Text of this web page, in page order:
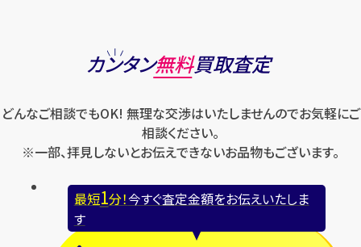
カンタン無料買取査定
どんなご相談でもOK! 無理な交渉はいたしませんのでお気軽にご
相談ください。
※一部、拝見しないとお伝えできないお品物もございます。
最短1分！今すぐ査定金額をお伝えいたしま
す